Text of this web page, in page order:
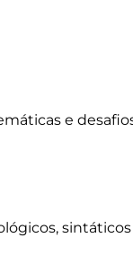
e
sintáticos